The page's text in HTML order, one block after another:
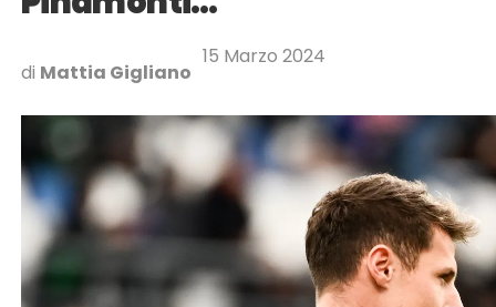
di Mattia Gigliano
15 Marzo 2024